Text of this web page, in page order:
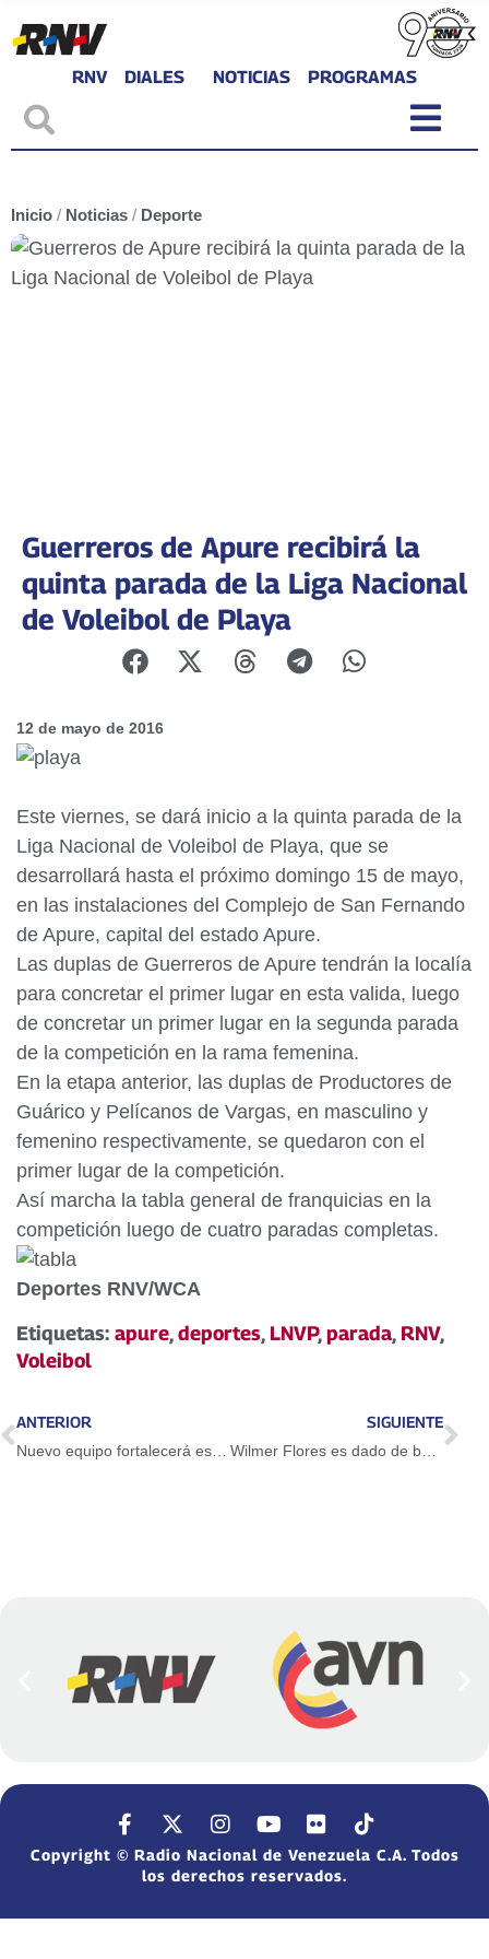
RNV DIALES NOTICIAS PROGRAMAS
Inicio / Noticias / Deporte
Guerreros de Apure recibirá la
quinta parada de la Liga Nacional
de Voleibol de Playa
12 de mayo de 2016
Este viernes, se dará inicio a la quinta parada de la
Liga Nacional de Voleibol de Playa, que se
desarrollará hasta el próximo domingo 15 de mayo,
en las instalaciones del Complejo de San Fernando
de Apure, capital del estado Apure.
Las duplas de Guerreros de Apure tendrán la localía
para concretar el primer lugar en esta valida, luego
de concretar un primer lugar en la segunda parada
de la competición en la rama femenina.
En la etapa anterior, las duplas de Productores de
Guárico y Pelícanos de Vargas, en masculino y
femenino respectivamente, se quedaron con el
primer lugar de la competición.
Así marcha la tabla general de franquicias en la
competición luego de cuatro paradas completas.
Deportes RNV/WCA
Etiquetas: apure,deportes, LNVP,parada, RNV,
Voleibol
ANTERIOR
Nuevo equipo fortalecerá estructura del PSUV en Miranda
SIGUIENTE
Wilmer Flores es dado de baja por los Mets de Nueva York
Copyright © Radio Nacional de Venezuela C.A. Todos
los derechos reservados.